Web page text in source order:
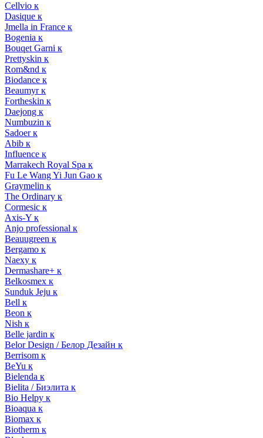
Cellvio к
Dasique к
Jmella in France к
Bogenia к
Bouqet Garni к
Prettyskin к
Rom&nd к
Biodance к
Beaumyr к
Fortheskin к
Daejong к
Numbuzin к
Sadoer к
Abib к
Influence к
Marrakech Royal Spa к
Fu Le Wang Yi Jun Gao к
Graymelin к
The Ordinary к
Cormesic к
Axis-Y к
Anjo professional к
Beauugreen к
Bergamo к
Naexy к
Dermashare+ к
Belkosmex к
Sunduk Jeju к
Bell к
Beon к
Nish к
Belle jardin к
Belor Design / Белор Дезайн к
Berrisom к
BeYu к
Bielenda к
Bielita / Биэлита к
Bio Helpy к
Bioaqua к
Biomax к
Biotherm к